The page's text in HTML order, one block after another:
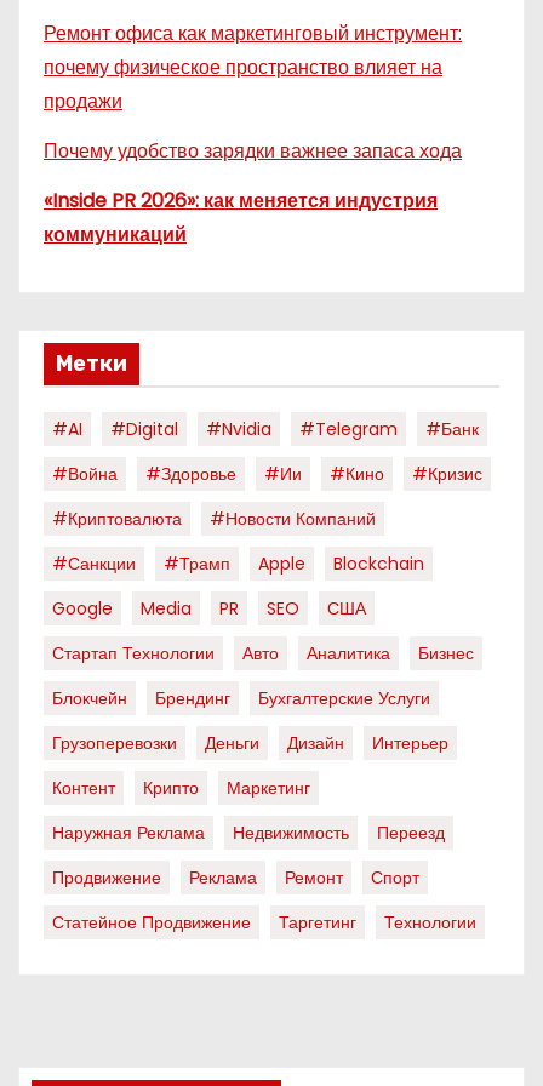
Ремонт офиса как маркетинговый инструмент:
почему физическое пространство влияет на
продажи
Почему удобство зарядки важнее запаса хода
«Inside PR 2026»: как меняется индустрия
коммуникаций
Метки
#AI #digital #nvidia #telegram
#банк
#война
#здоровье #ии #кино
#кризис
#криптовалюта
#новости Компаний
#санкции
#трамп Apple
Blockchain
Google
Media PR SEO
США
Стартап Технологии
Авто Аналитика
Бизнес
Блокчейн
Брендинг
Бухгалтерские Услуги
Грузоперевозки
Деньги Дизайн
Интерьер
Контент
Крипто
Маркетинг
Наружная Реклама
Недвижимость
Переезд
Продвижение
Реклама Ремонт
Спорт
Статейное Продвижение
Таргетинг Технологии